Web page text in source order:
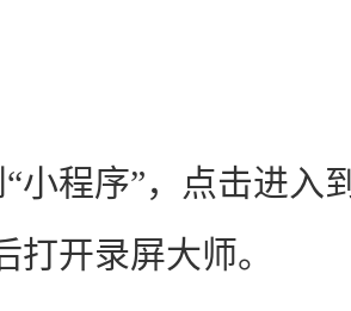
程序”，点击进入
打开录屏大师。